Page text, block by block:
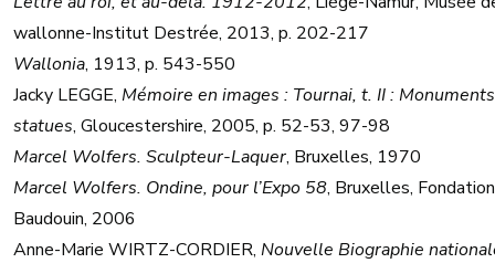
wallonne-Institut Destrée, 2013, p. 202-217
Wallonia, 1913, p. 543-550
Jacky LEGGE, Mémoire en images : Tournai, t. II :
statues, Gloucestershire, 2005, p. 52-53, 97-98
Marcel Wolfers. Sculpteur-Laquer, Bruxelles, 1970
Marcel Wolfers. Ondine, pour l’Expo 58, Bruxelles,
Baudouin, 2006
Anne-Marie WIRTZ-CORDIER, Nouvelle Biographie